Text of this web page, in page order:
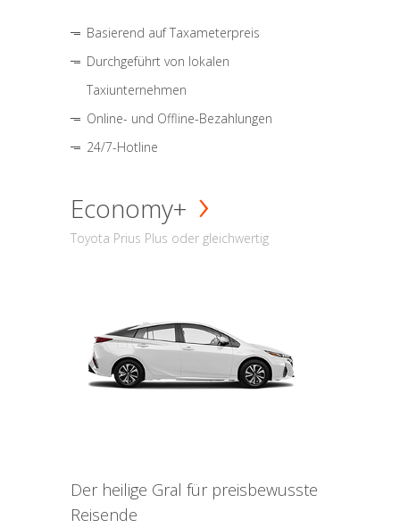
Basierend auf Taxameterpreis
Durchgeführt von lokalen
Taxiunternehmen
Online- und Offline-Bezahlungen
24/7-Hotline
Economy+
Toyota Prius Plus oder gleichwertig
Der heilige Gral für preisbewusste
Reisende